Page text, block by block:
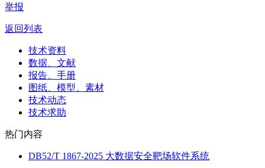
举报
返回列表
技术资料
数据、文献
报告、手册
图纸、模型、素材
技术动态
技术求助
热门内容
DB52/T 1867-2025 大数据安全靶场软件系统